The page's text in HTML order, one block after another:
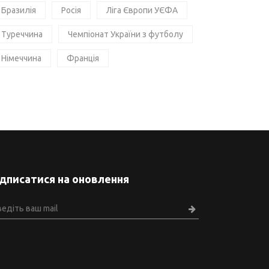
Бразилія Росія Ліга Європи УЄФА
Туреччина Чемпіонат України з футболу
Німеччина Франція
на оновлення